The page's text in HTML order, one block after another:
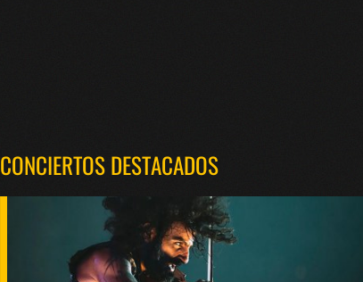
CONCIERTOS DESTACADOS